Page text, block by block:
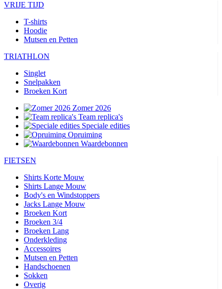
VRIJE TIJD
T-shirts
Hoodie
Mutsen en Petten
TRIATHLON
Singlet
Snelpakken
Broeken Kort
Zomer 2026
Team replica's
Speciale edities
Opruiming
Waardebonnen
FIETSEN
Shirts Korte Mouw
Shirts Lange Mouw
Body's en Windstoppers
Jacks Lange Mouw
Broeken Kort
Broeken 3/4
Broeken Lang
Onderkleding
Accessoires
Mutsen en Petten
Handschoenen
Sokken
Overig